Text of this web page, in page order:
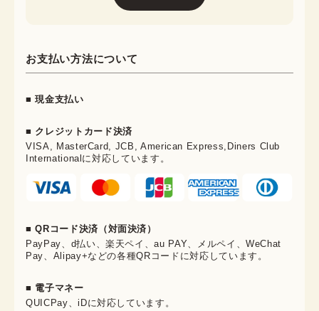
お支払い方法について
■ 現金支払い
■ クレジットカード決済
VISA, MasterCard, JCB, American Express,Diners Club
Internationalに対応しています。
■ QRコード決済（対面決済）
PayPay、d払い、楽天ペイ、au PAY、メルペイ、WeChat
Pay、Alipay+などの各種QRコードに対応しています。
■ 電子マネー
QUICPay、iDに対応しています。